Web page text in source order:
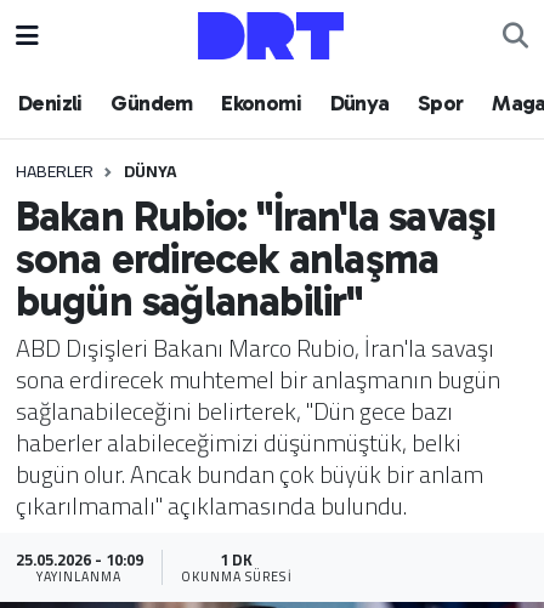
Denizli Gündem Ekonomi Dünya Spor
HABERLER DÜNYA
Bakan Rubio: "İran'la savaşı
sona erdirecek anlaşma
bugün sağlanabilir"
ABD Dışişleri Bakanı Marco Rubio, İran'la savaşı
sona erdirecek muhtemel bir anlaşmanın bugün
sağlanabileceğini belirterek, "Dün gece bazı
haberler alabileceğimizi düşünmüştük, belki
bugün olur. Ancak bundan çok büyük bir anlam
çıkarılmamalı" açıklamasında bulundu.
25.05.2026 - 10:09
YAYINLANMA
1 DK
OKUNMA SÜRESI
Denizli
Gündem
Ekonomi
Dünya
Spor
Magazin
Teknoloji
Yaşam
Sağlık
Hava Durumu
Trafik Durumu
Puan Durumu ve Fikstür
Tüm Manşetler
Son Dakika Haberleri
Haber Arşivi